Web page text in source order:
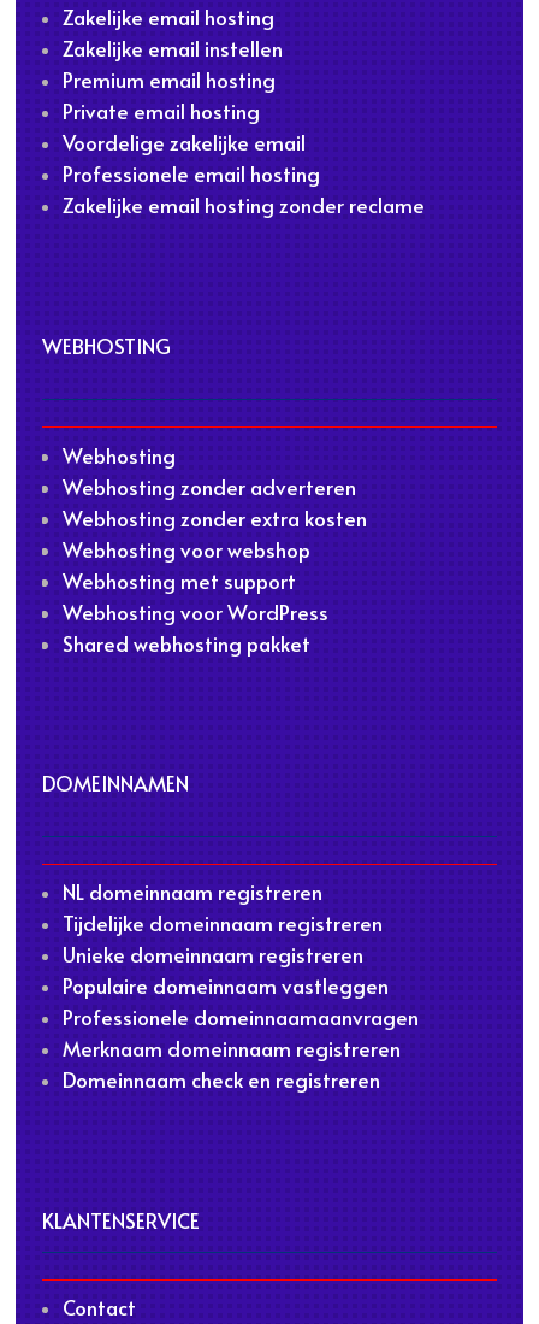
Zakelijke email hosting
Zakelijke email instellen
Premium email hosting
Private email hosting
Voordelige zakelijke email
Professionele email hosting
Zakelijke email hosting zonder reclame
WEBHOSTING
Webhosting
Webhosting zonder adverteren
Webhosting zonder extra kosten
Webhosting voor webshop
Webhosting met support
Webhosting voor WordPress
Shared webhosting pakket
DOMEINNAMEN
NL domeinnaam registreren
Tijdelijke domeinnaam registreren
Unieke domeinnaam registreren
Populaire domeinnaam vastleggen
Professionele domeinnaamaanvragen
Merknaam domeinnaam registreren
Domeinnaam check en registreren
KLANTENSERVICE
Contact